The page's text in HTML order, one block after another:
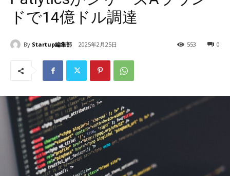
ドで14億ドル調達
By Startup編集部 2025年2月25日 0
553